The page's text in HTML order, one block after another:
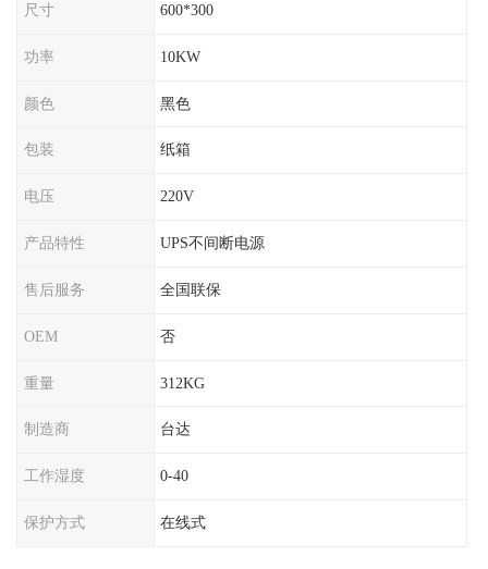
尺寸 600*300
功率 10KW
颜色 黑色
包装 纸箱
电压 220V
产品特性 UPS不间断电源
售后服务 全国联保
OEM 否
重量 312KG
制造商 台达
工作湿度 0-40
保护方式 在线式